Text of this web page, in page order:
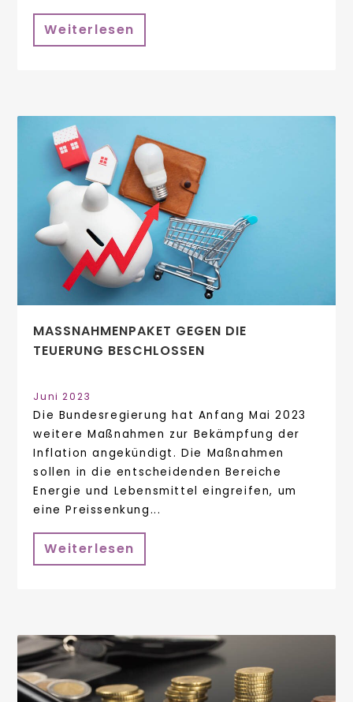
Weiterlesen
MASSNAHMENPAKET GEGEN DIE T
EUERUNG BESCHLOSSEN
Juni 2023
Die Bundesregierung hat Anfang Mai 2023
weitere Maßnahmen zur Bekämpfung der
Inflation angekündigt. Die Maßnahmen
sollen in die entscheidenden Bereiche
Energie und Lebensmittel eingreifen, um
eine Preissenkung...
Weiterlesen